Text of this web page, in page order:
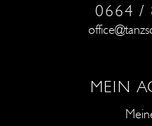
0664 /
MEIN